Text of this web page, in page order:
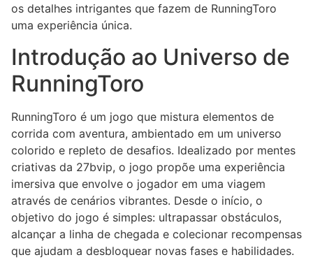
os detalhes intrigantes que fazem de RunningToro
uma experiência única.
Introdução ao Universo de
RunningToro
RunningToro é um jogo que mistura elementos de
corrida com aventura, ambientado em um universo
colorido e repleto de desafios. Idealizado por mentes
criativas da 27bvip, o jogo propõe uma experiência
imersiva que envolve o jogador em uma viagem
através de cenários vibrantes. Desde o início, o
objetivo do jogo é simples: ultrapassar obstáculos,
alcançar a linha de chegada e colecionar recompensas
que ajudam a desbloquear novas fases e habilidades.